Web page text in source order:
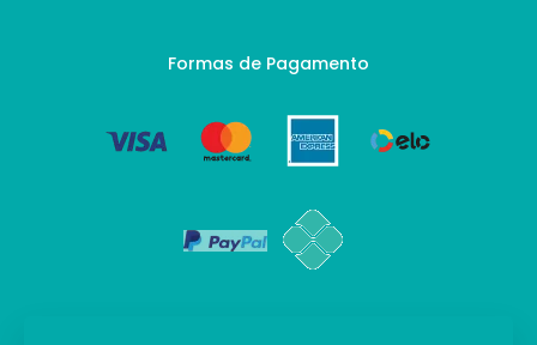
Formas de Pagamento